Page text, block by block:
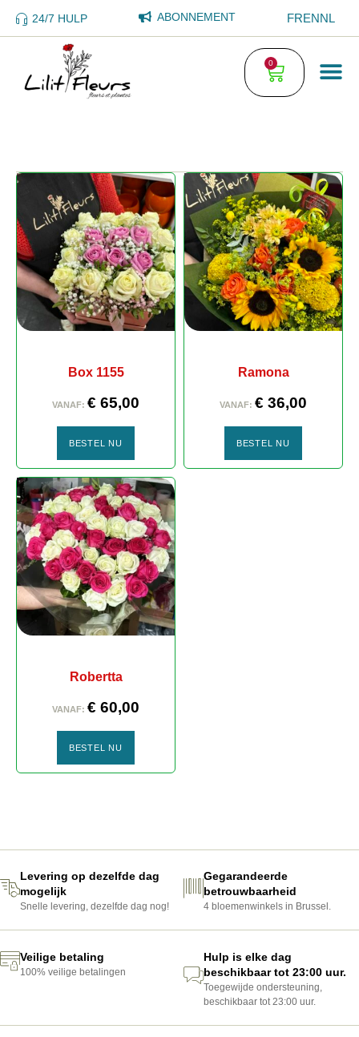
24/7 HULP ABONNEMENT FRENNL
0
Box 1155
VANAF: € 65,00
BESTEL NU
Ramona
VANAF: € 36,00
BESTEL NU
Robertta
VANAF: € 60,00
BESTEL NU
Levering op dezelfde dag
mogelijk
Snelle levering, dezelfde dag nog!
Gegarandeerde
betrouwbaarheid
4 bloemenwinkels in Brussel.
Veilige betaling
100% veilige betalingen
Hulp is elke dag
beschikbaar tot 23:00 uur.
Toegewijde ondersteuning,
beschikbaar tot 23:00 uur.